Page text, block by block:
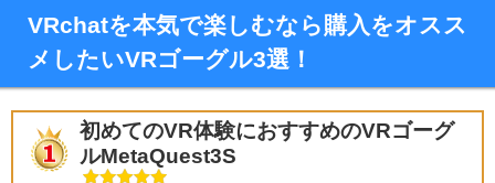
VRchatを本気で楽しむなら購入をオスス
メしたいVRゴーグル3選！
初めてのVR体験におすすめのVRゴーグ
ルMetaQuest3S